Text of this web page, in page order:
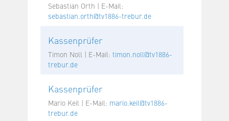
Sebastian Orth | E-Mail:
sebastian.orth@tv1886-trebur.de
Kassenprüfer
Timon Noll | E-Mail: timon.noll@tv1886-
trebur.de
Kassenprüfer
Mario Keil | E-Mail: mario.keil@tv1886-
trebur.de